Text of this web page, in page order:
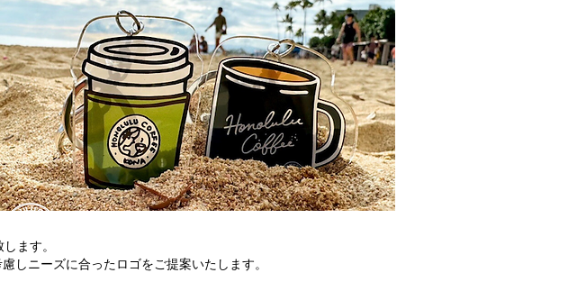
ます。
しニーズに合ったロゴをご提案いたします。